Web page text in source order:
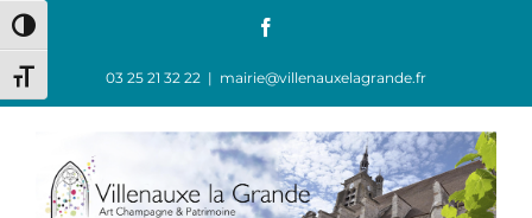
Passer en contraste élevé
Changer la taille de la police
03 25 21 32 22 | mairie@villenauxelagrande.fr